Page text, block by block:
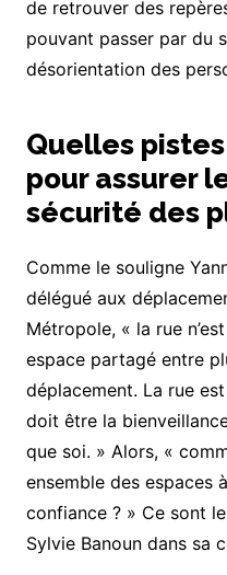
de retrouver des
pouvant passer par du
désorientation des
Quelles
pour assurer
sécurité des
Comme le souligne
délégué aux
Métropole, « la rue
espace partagé entre
déplacement. La rue
doit être la
que soi. » Alors, «
ensemble des espaces
confiance ? » Ce sont
Sylvie Banoun dans sa